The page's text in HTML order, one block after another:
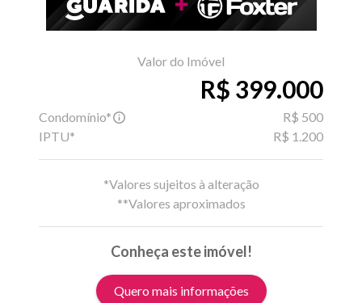
Valor do Imóvel
R$ 399.000
Condomínio*
R$ 500
IPTU*
R$ 1.200
*Valores sujeitos à alteração
**Valores aproximados
Conheça este imóvel!
Quero mais informações